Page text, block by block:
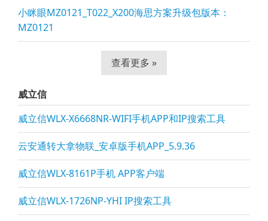
小眯眼MZ0121_T022_X200海思方案升级包版本：
MZ0121
查看更多 »
威立信
威立信WLX-X6668NR-WIFI手机APP和IP搜索工具
云安通转大拿物联_安卓版手机APP_5.9.36
威立信WLX-8161P手机 APP客户端
威立信WLX-1726NP-YHI IP搜索工具